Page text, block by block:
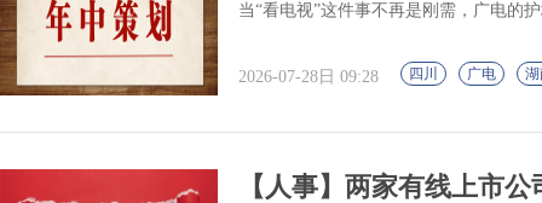
当“看电视”这件事不再是刚需，广电的
2026-07-28日 09:28 四川 广电
【人事】两家有线上市